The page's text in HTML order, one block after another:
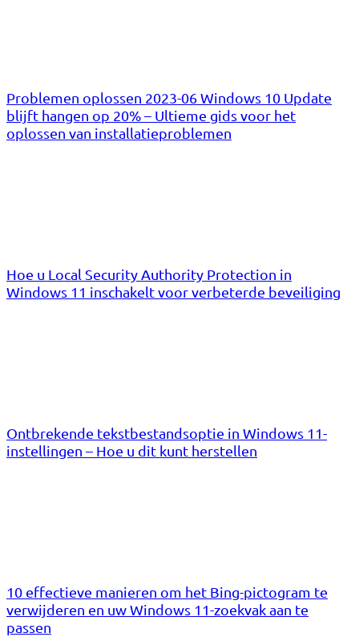
Problemen oplossen 2023-06 Windows 10 Update
blijft hangen op 20% – Ultieme gids voor het
oplossen van installatieproblemen
Hoe u Local Security Authority Protection in
Windows 11 inschakelt voor verbeterde beveiliging
Ontbrekende tekstbestandsoptie in Windows 11-
instellingen – Hoe u dit kunt herstellen
10 effectieve manieren om het Bing-pictogram te
verwijderen en uw Windows 11-zoekvak aan te
passen